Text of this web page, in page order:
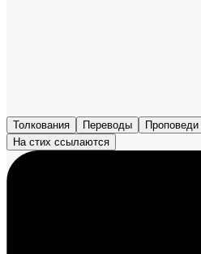
Толкования Переводы Проповеди
На стих ссылаются